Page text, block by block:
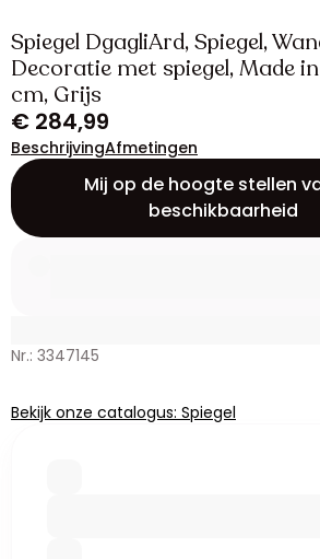
Spiegel DgagliArd, Spiegel,
Decoratie met spiegel, Made
cm, Grijs
€ 284,99
BeschrijvingAfmetingen
Mij op de hoogte stellen
beschikbaarheid
Nr.: 3347145
Bekijk onze catalogus: Spiegel